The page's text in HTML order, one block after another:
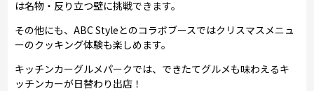
は名物・反り立つ壁に挑戦できます。
その他にも、ABC Styleとのコラボブースではクリスマスメニュ
ーのクッキング体験も楽しめます。
キッチンカーグルメパークでは、できたてグルメも味わえるキ
ッチンカーが日替わり出店！